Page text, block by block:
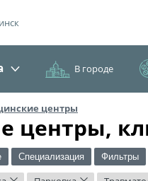
В городе
центры
центры,
Специализация Фильтры